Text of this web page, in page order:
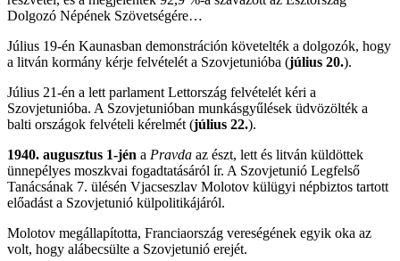
Dolgozó Népének Szövetségére…
Július 19-én Kaunasban demonstráción követelték a dolgozók, hogy
a litván kormány kérje felvételét a Szovjetunióba (július 20.).
Július 21-én a lett parlament Lettország felvételét kéri a
Szovjetunióba. A Szovjetunióban munkásgyűlések üdvözölték a
balti országok felvételi kérelmét (július 22.).
1940. augusztus 1-jén a Pravda az észt, lett és litván küldöttek
ünnepélyes moszkvai fogadtatásáról ír. A Szovjetunió Legfelső
Tanácsának 7. ülésén Vjacseszlav Molotov külügyi népbiztos tartott
előadást a Szovjetunió külpolitikájáról.
Molotov megállapította, Franciaország vereségének egyik oka az
volt, hogy alábecsülte a Szovjetunió erejét.